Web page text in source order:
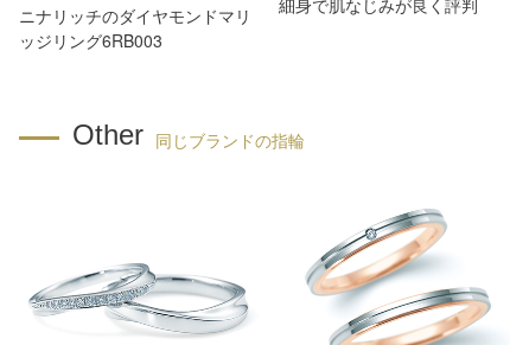
ニナリッチのダイヤモンドマリ
ッジリング6RB003
Other 同じブランドの指輪